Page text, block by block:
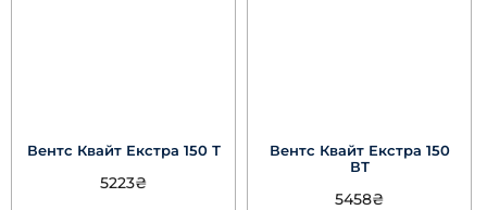
Вентс Квайт Екстра 150 Т
5223₴
Вентс Квайт Екстра 150
ВТ
5458₴